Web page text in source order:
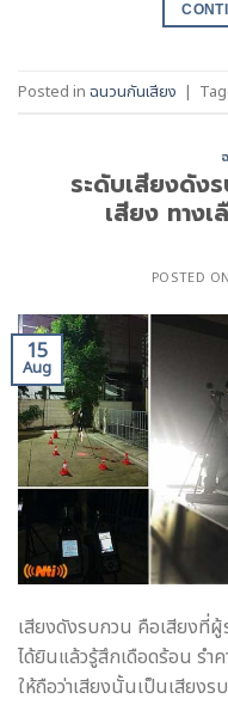
Posted in ฉนวนกันเสียง |
ระดับเสียงดัง
เสียง ทาง
POSTED ON
15
Aug
เสียงดังรบกวน คือเสียงที่
ได้ยินแล้วรู้สึกเดือดร้อน ร
ให้ถือว่าเสียงนั้นเป็นเสียงร